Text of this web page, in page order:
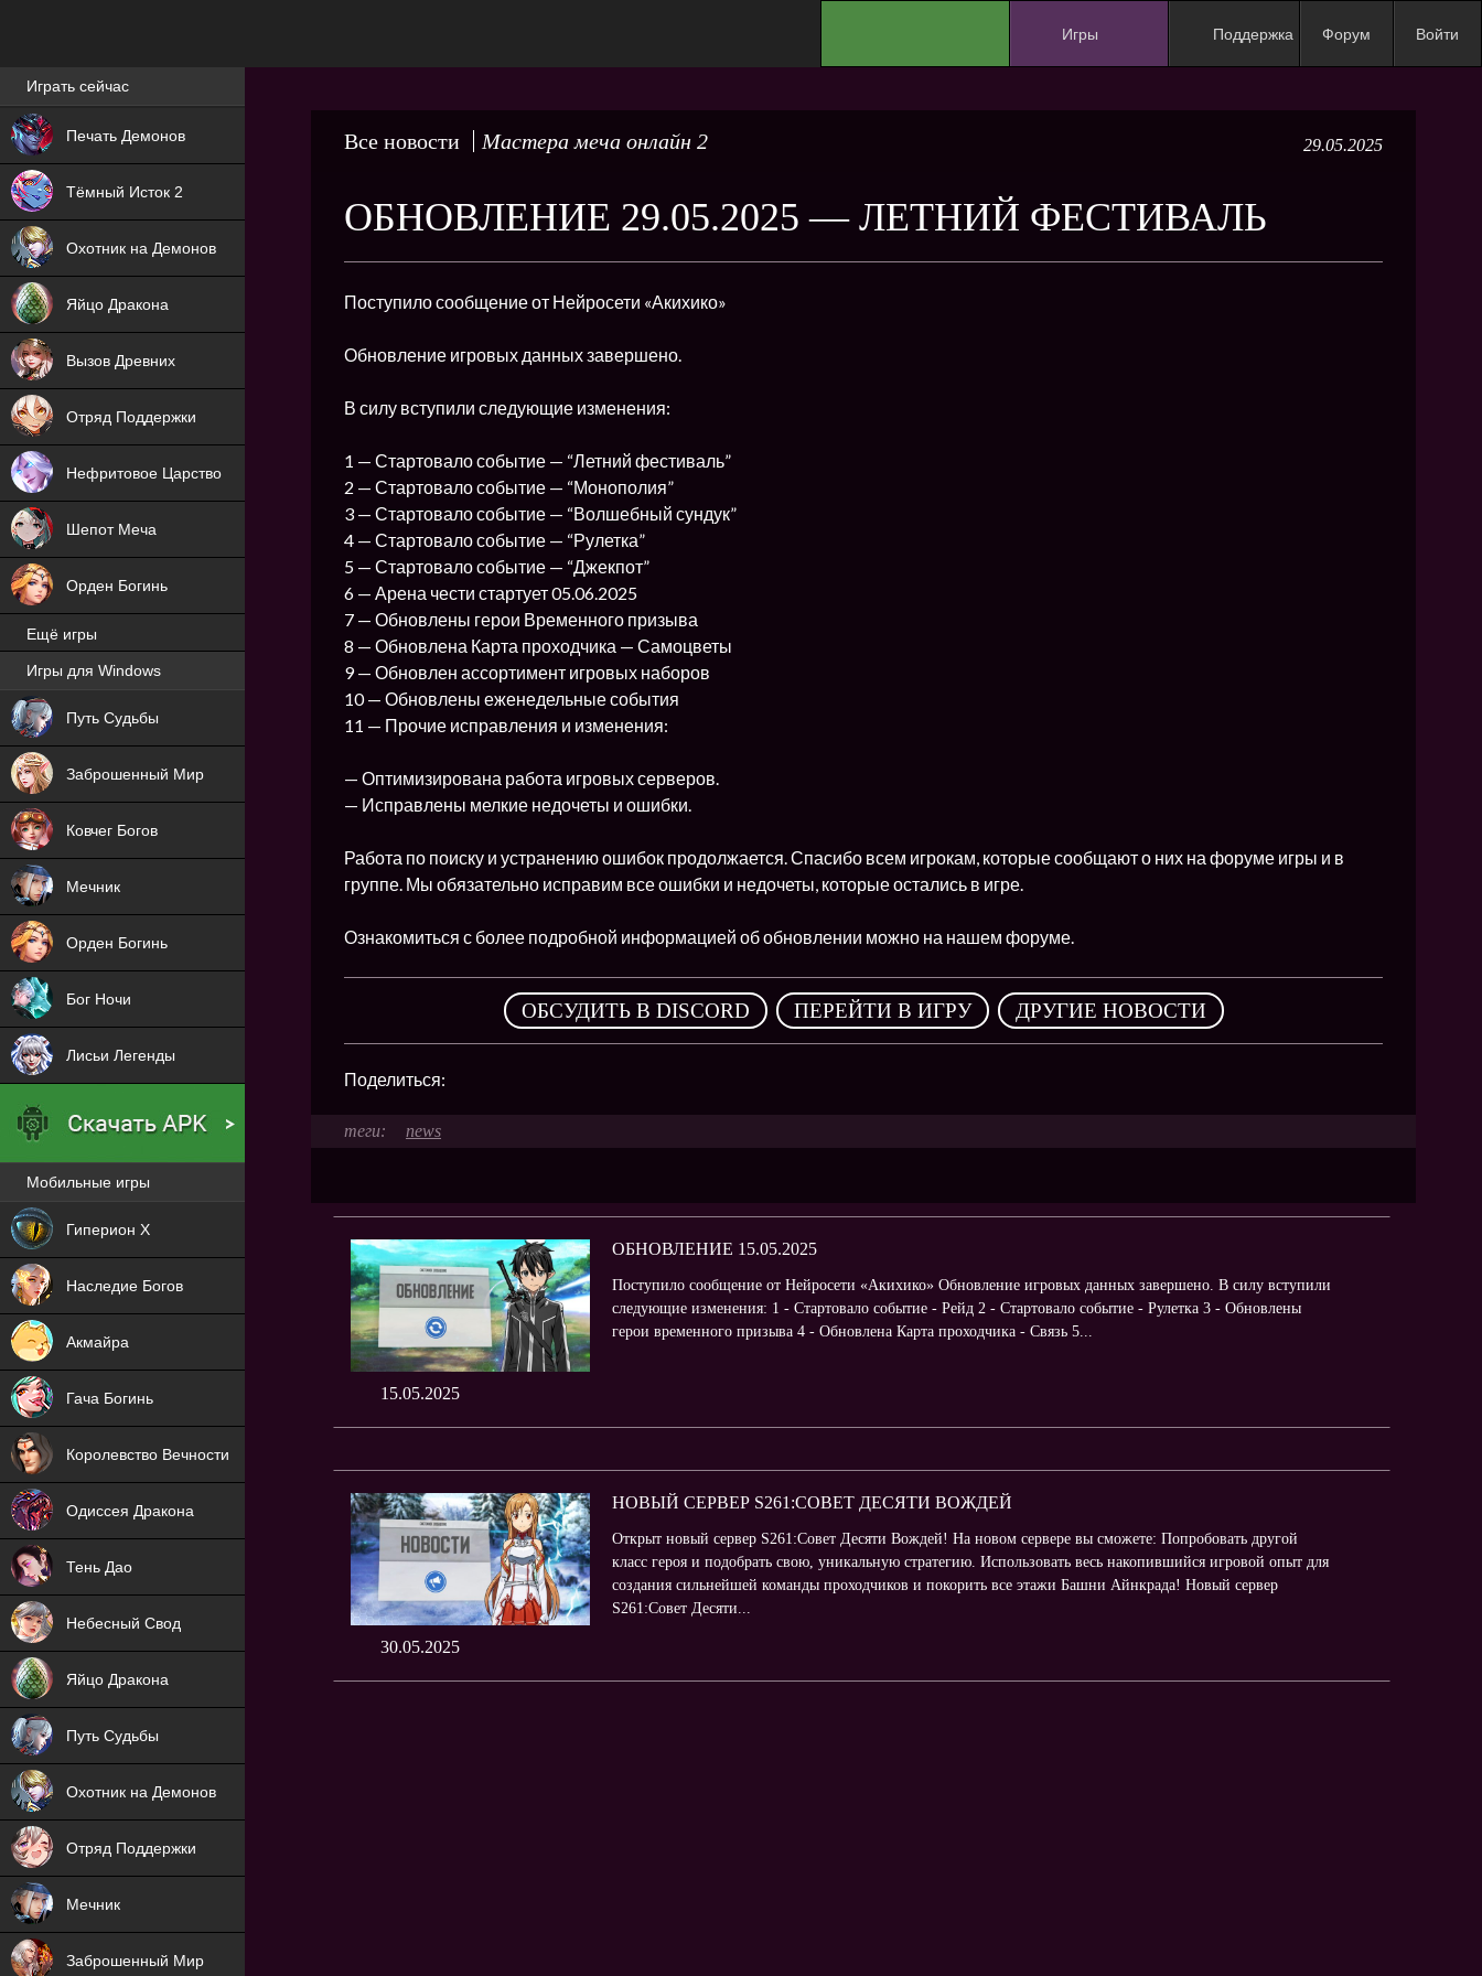
Игры Поддержка Форум Войти
Все новости Мастера меча онлайн 2 29.05.2025
ОБНОВЛЕНИЕ 29.05.2025 — ЛЕТНИЙ ФЕСТИВАЛЬ
Поступило сообщение от Нейросети «Акихико»
Обновление игровых данных завершено.
В силу вступили следующие изменения:
1 — Стартовало событие — “Летний фестиваль”
2 — Стартовало событие — “Монополия”
3 — Стартовало событие — “Волшебный сундук”
4 — Стартовало событие — “Рулетка”
5 — Стартовало событие — “Джекпот”
6 — Арена чести стартует 05.06.2025
7 — Обновлены герои Временного призыва
8 — Обновлена Карта проходчика — Самоцветы
9 — Обновлен ассортимент игровых наборов
10 — Обновлены еженедельные события
11 — Прочие исправления и изменения:
— Оптимизирована работа игровых серверов.
— Исправлены мелкие недочеты и ошибки.
Работа по поиску и устранению ошибок продолжается. Спасибо всем игрокам, которые сообщают о них на форуме игры и в
группе. Мы обязательно исправим все ошибки и недочеты, которые остались в игре.
Ознакомиться с более подробной информацией об обновлении можно на нашем форуме.
ОБСУДИТЬ В DISCORD , ПЕРЕЙТИ В ИГРУ , ДРУГИЕ НОВОСТИ
Поделиться:
news
15.05.2025
ОБНОВЛЕНИЕ 15.05.2025
Поступило сообщение от Нейросети «Акихико» Обновление игровых данных завершено. В силу вступили
следующие изменения: 1 - Стартовало событие - Рейд 2 - Стартовало событие - Рулетка 3 - Обновлены
герои временного призыва 4 - Обновлена Карта проходчика - Связь 5...
30.05.2025
НОВЫЙ СЕРВЕР S261:СОВЕТ ДЕСЯТИ ВОЖДЕЙ
Открыт новый сервер S261:Совет Десяти Вождей! На новом сервере вы сможете: Попробовать другой
класс героя и подобрать свою, уникальную стратегию. Использовать весь накопившийся игровой опыт для
создания сильнейшей команды проходчиков и покорить все этажи Башни Айнкрада! Новый сервер
S261:Совет Десяти...
Лучшие игры онлайн
Играть сейчас
Печать Демонов
NEW
Тёмный Исток 2
NEW
Охотник на Демонов
ХИТ
Яйцо Дракона
NEW
Вызов Древних
ХИТ
Отряд Поддержки
ХИТ
Нефритовое Царство
Шепот Меча
Орден Богинь
Ещё игры
Игры для Windows
Путь Судьбы
Заброшенный Мир
NEW
Ковчег Богов
Мечник
Орден Богинь
Бог Ночи
Лисьи Легенды
Мобильные игры
Гиперион Х
Наследие Богов
NEW
Акмайра
NEW
Гача Богинь
NEW
Королевство Вечности
NEW
Одиссея Дракона
NEW
Тень Дао
NEW
Небесный Свод
NEW
Яйцо Дракона
NEW
Путь Судьбы
NEW
Охотник на Демонов
ХИТ
Отряд Поддержки
ХИТ
Мечник
Заброшенный Мир
NEW